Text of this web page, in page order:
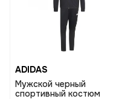
ADIDAS
Мужской черный
спортивный костюм